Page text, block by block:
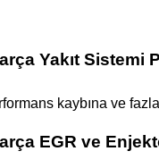
Yakıt Sistemi
kaybına ve
EGR ve